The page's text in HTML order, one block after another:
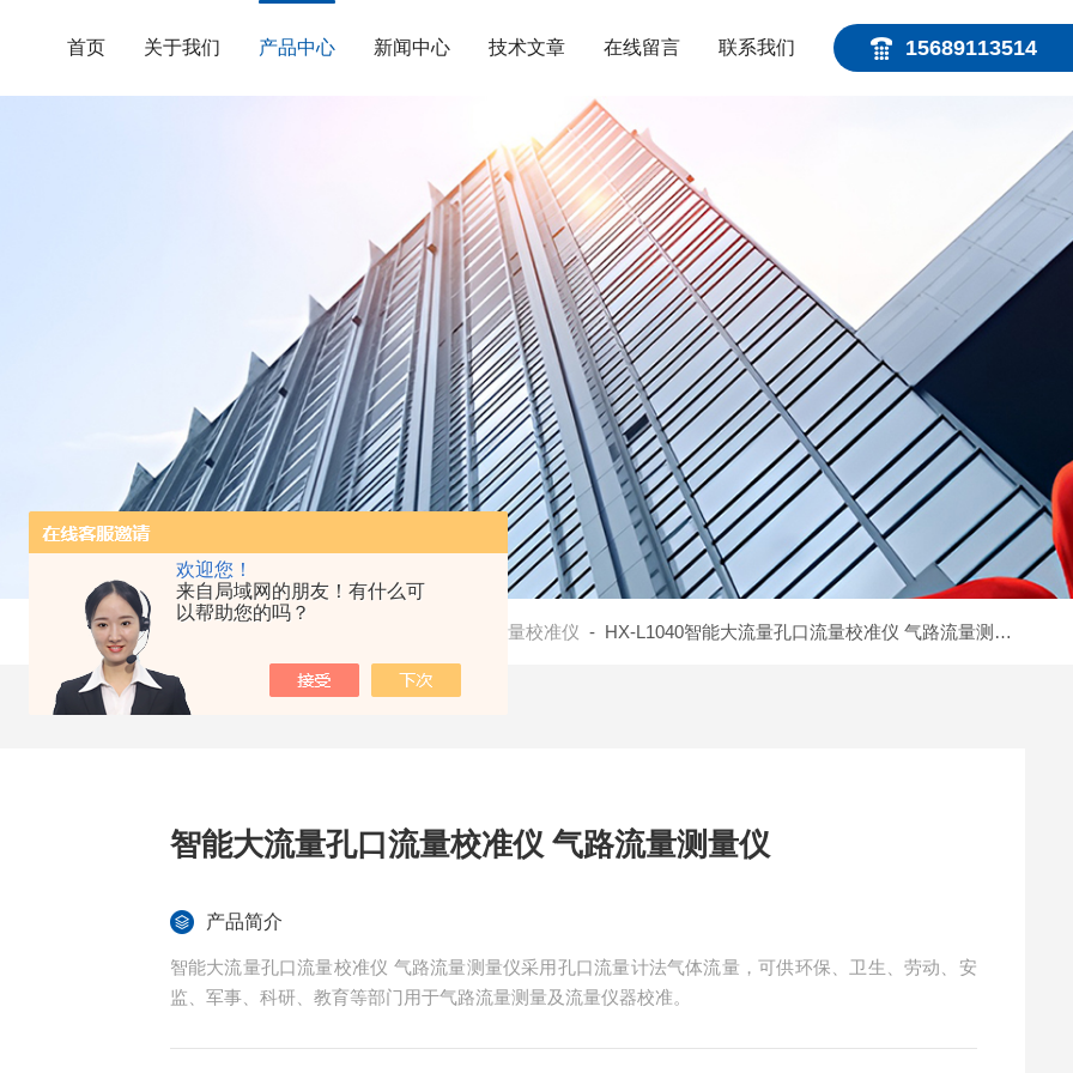
欢迎您！
来自局域网的朋友！有什么可
以帮助您的吗？
15689113514
首页 关于我们 产品中心 新闻中心 技术文章 在线留言 联系我们
当前位置： 综合压力流量校准仪 - HX-L1040智能大流量孔口流量校准仪 气路流量测量仪
智能大流量孔口流量校准仪 气路流量测量仪
产品简介
智能大流量孔口流量校准仪 气路流量测量仪采用孔口流量计法气体流量，可供环保、卫生、劳动、安
监、军事、科研、教育等部门用于气路流量测量及流量仪器校准。